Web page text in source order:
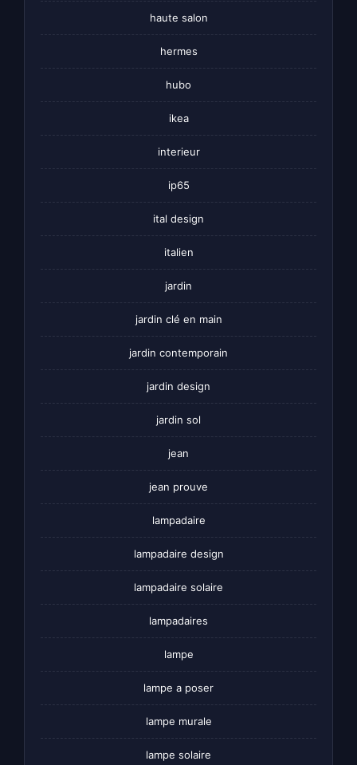
haute salon
hermes
hubo
ikea
interieur
ip65
ital design
italien
jardin
jardin clé en main
jardin contemporain
jardin design
jardin sol
jean
jean prouve
lampadaire
lampadaire design
lampadaire solaire
lampadaires
lampe
lampe a poser
lampe murale
lampe solaire